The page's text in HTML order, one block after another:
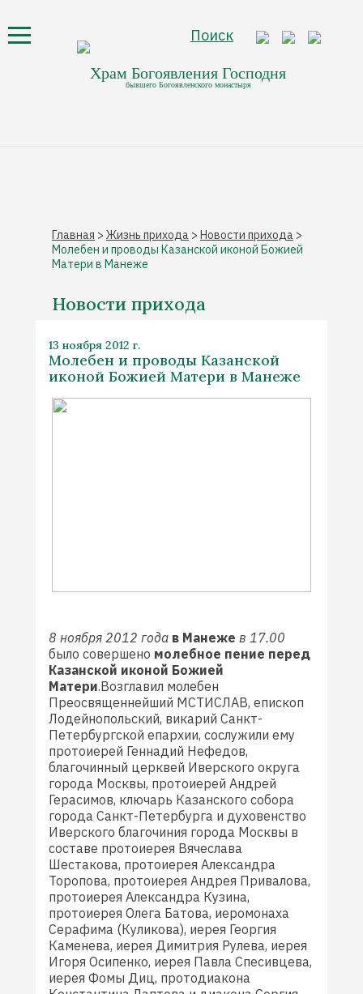
Храм Богоявления Господня
бывшего Богоявленского монастыря
Поиск
Главная > Жизнь прихода > Новости прихода >
Молебен и проводы Казанской иконой Божией
Матери в Манеже
Новости прихода
13 ноября 2012 г.
Молебен и проводы Казанской
иконой Божией Матери в Манеже
8 ноября 2012 года в Манеже в 17.00
было совершено молебное пение перед
Казанской иконой Божией
Матери.Возглавил молебен
Преосвященнейший МСТИСЛАВ, епископ
Лодейнопольский, викарий Санкт-
Петербургской епархии, сослужили ему
протоиерей Геннадий Нефедов,
благочинный церквей Иверского округа
города Москвы, протоиерей Андрей
Герасимов, ключарь Казанского собора
города Санкт-Петербурга и духовенство
Иверского благочиния города Москвы в
составе протоиерея Вячеслава
Шестакова, протоиерея Александра
Торопова, протоиерея Андрея Привалова,
протоиерея Александра Кузина,
протоиерея Олега Батова, иеромонаха
Серафима (Куликова), иерея Георгия
Каменева, иерея Димитрия Рулева, иерея
Игоря Осипенко, иерея Павла Спесивцева,
иерея Фомы Диц, протодиакона